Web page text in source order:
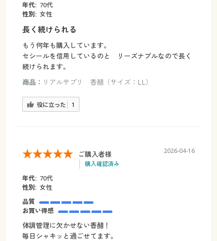
年代: 70代
性別: 女性
長く続けられる
もう何年も購入しています。
セシールを信用しているのと リーズナブルなので長く
続けられます。
商品： リアルサプリ 香醋（サイズ：LL）
役に立った 1
ご購入者様
購入確認済み
2026-04-16
年代: 70代
性別: 女性
品質
お買い得感
体調管理に欠かせない香醋！
毎日シャキッと過ごせてます。